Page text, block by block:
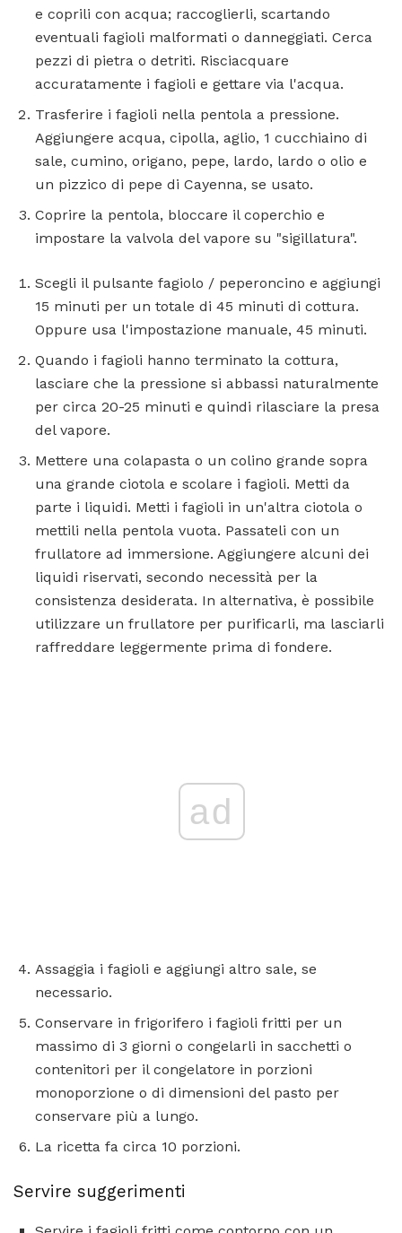
e coprili con acqua; raccoglierli, scartando
eventuali fagioli malformati o danneggiati. Cerca
pezzi di pietra o detriti. Risciacquare
accuratamente i fagioli e gettare via l'acqua.
Trasferire i fagioli nella pentola a pressione.
Aggiungere acqua, cipolla, aglio, 1 cucchiaino di
sale, cumino, origano, pepe, lardo, lardo o olio e
un pizzico di pepe di Cayenna, se usato.
Coprire la pentola, bloccare il coperchio e
impostare la valvola del vapore su "sigillatura".
Scegli il pulsante fagiolo / peperoncino e aggiungi
15 minuti per un totale di 45 minuti di cottura.
Oppure usa l'impostazione manuale, 45 minuti.
Quando i fagioli hanno terminato la cottura,
lasciare che la pressione si abbassi naturalmente
per circa 20-25 minuti e quindi rilasciare la presa
del vapore.
Mettere una colapasta o un colino grande sopra
una grande ciotola e scolare i fagioli. Metti da
parte i liquidi. Metti i fagioli in un'altra ciotola o
mettili nella pentola vuota. Passateli con un
frullatore ad immersione. Aggiungere alcuni dei
liquidi riservati, secondo necessità per la
consistenza desiderata. In alternativa, è possibile
utilizzare un frullatore per purificarli, ma lasciarli
raffreddare leggermente prima di fondere.
ad
Assaggia i fagioli e aggiungi altro sale, se
necessario.
Conservare in frigorifero i fagioli fritti per un
massimo di 3 giorni o congelarli in sacchetti o
contenitori per il congelatore in porzioni
monoporzione o di dimensioni del pasto per
conservare più a lungo.
La ricetta fa circa 10 porzioni.
Servire suggerimenti